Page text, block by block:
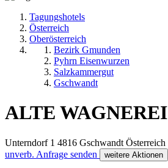
Tagungshotels
Österreich
Oberösterreich
Bezirk Gmunden
Pyhrn Eisenwurzen
Salzkammergut
Gschwandt
ALTE WAGNEREI
Unterndorf 1 4816 Gschwandt Österreich
unverb. Anfrage senden
weitere Aktionen